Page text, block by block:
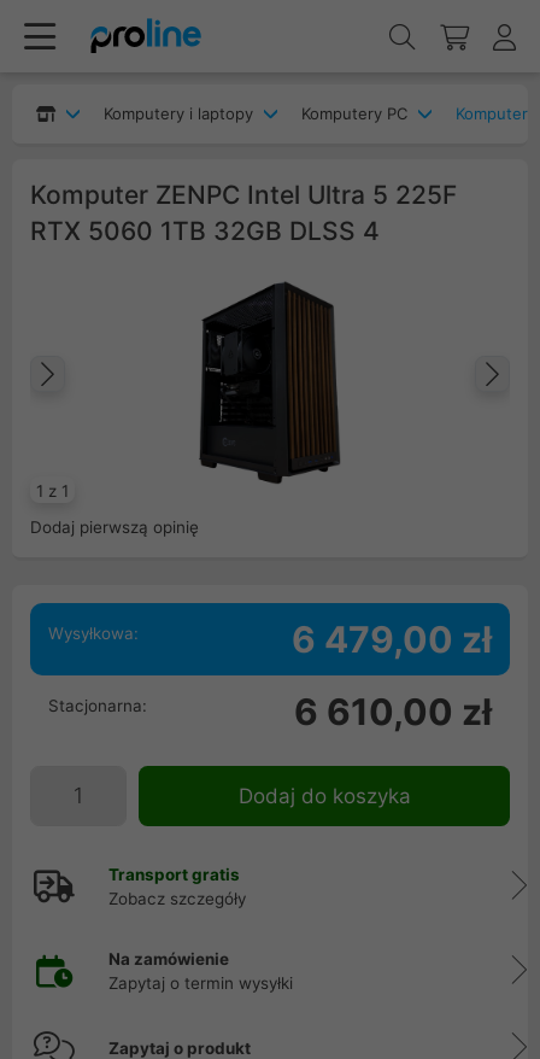
Komputery i laptopy Komputery PC
Komputer ZENPC Intel Ultra 5 225F
RTX 5060 1TB 32GB DLSS 4
1 z 1
Poprzedni
Dodaj pierwszą opinię
Wysyłkowa: 6 479,00 zł
Stacjonarna: 6 610,00 zł
Dodaj do koszyka
Transport gratis
Zobacz szczegóły
Na zamówienie
Zapytaj o termin wysyłki
Zapytaj o produkt